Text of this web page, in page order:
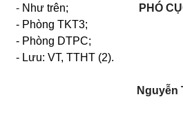
- Như trên;
- Phòng TKT3;
- Phòng DTPC;
- Lưu: VT, TTHT (2).
PHÓ
Nguyễn